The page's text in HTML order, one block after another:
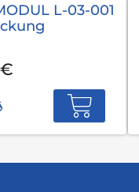
L-03-001